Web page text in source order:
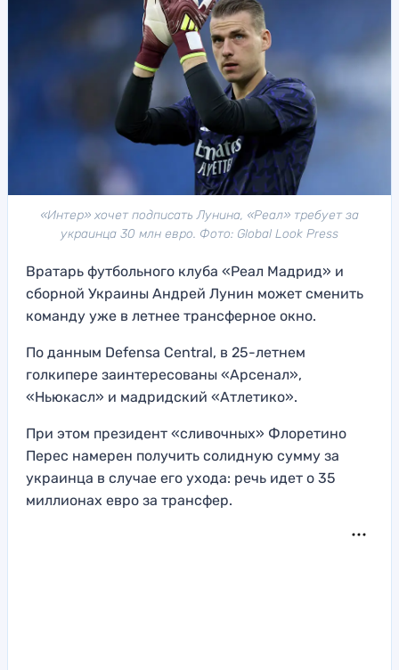
«Интер» хочет подписать Лунина, «Реал» требует за
украинца 30 млн евро. Фото: Global Look Press
Вратарь футбольного клуба «Реал Мадрид» и
сборной Украины Андрей Лунин может сменить
команду уже в летнее трансферное окно.
По данным Defensa Central, в 25-летнем
голкипере заинтересованы «Арсенал»,
«Ньюкасл» и мадридский «Атлетико».
При этом президент «сливочных» Флоретино
Перес намерен получить солидную сумму за
украинца в случае его ухода: речь идет о 35
миллионах евро за трансфер.